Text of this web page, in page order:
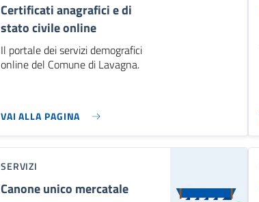
Certificati anagrafici e di
stato civile online
Il portale dei servizi demografici
online del Comune di Lavagna.
VAI ALLA PAGINA
SERVIZI
Canone unico mercatale